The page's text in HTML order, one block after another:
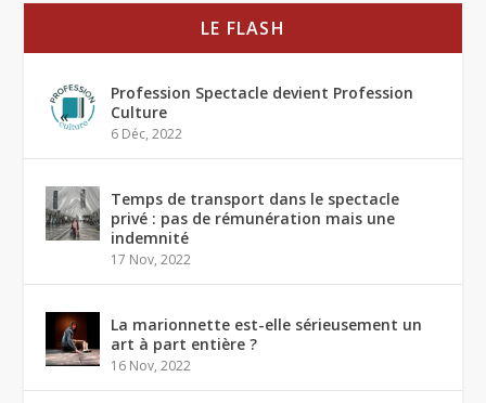
LE FLASH
Profession Spectacle devient Profession
Culture
6 Déc, 2022
Temps de transport dans le spectacle
privé : pas de rémunération mais une
indemnité
17 Nov, 2022
La marionnette est-elle sérieusement un
art à part entière ?
16 Nov, 2022